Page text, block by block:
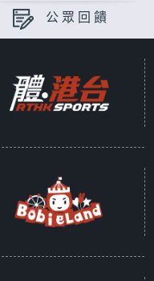
公眾回饋